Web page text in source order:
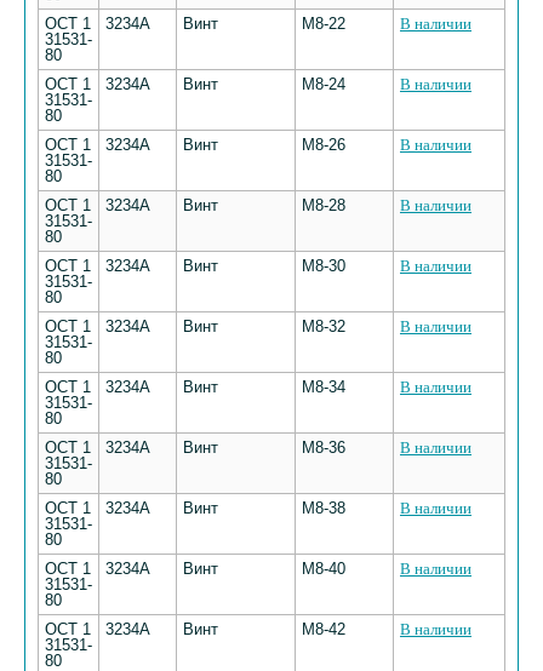
ОСТ 1
31531-
80
3234А Винт М8-22 В наличии
ОСТ 1
31531-
80
3234А Винт М8-24 В наличии
ОСТ 1
31531-
80
3234А Винт М8-26 В наличии
ОСТ 1
31531-
80
3234А Винт М8-28 В наличии
ОСТ 1
31531-
80
3234А Винт М8-30 В наличии
ОСТ 1
31531-
80
3234А Винт М8-32 В наличии
ОСТ 1
31531-
80
3234А Винт М8-34 В наличии
ОСТ 1
31531-
80
3234А Винт М8-36 В наличии
ОСТ 1
31531-
80
3234А Винт М8-38 В наличии
ОСТ 1
31531-
80
3234А Винт М8-40 В наличии
ОСТ 1
31531-
80
3234А Винт М8-42 В наличии